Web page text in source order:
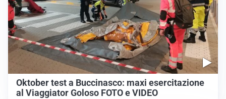
Oktober test a Buccinasco: maxi esercitazione
al Viaggiator Goloso FOTO e VIDEO